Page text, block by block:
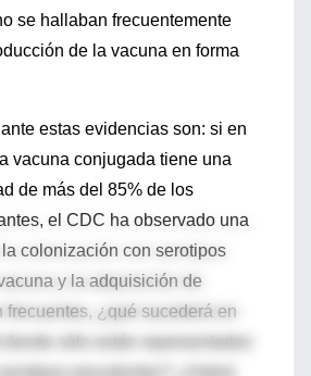
se hallaban frecuentemente
de la vacuna en forma
estas evidencias son: si en
vacuna conjugada tiene una
de más del 85% de los
el CDC ha observado una
colonización con serotipos
y la adquisición de
frecuentes, ¿qué sucederá en
donde sólo están representados